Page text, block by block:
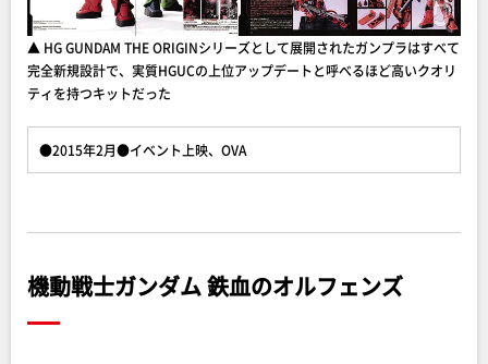
▲ HG GUNDAM THE ORIGINシリーズとして展開されたガンプラはすべて
完全新規設計で、実質HGUCの上位アップデートと呼べるほど高いクオリ
ティを持つキットだった
●2015年2月●イベント上映、OVA
機動戦士ガンダム 鉄血のオルフェンズ